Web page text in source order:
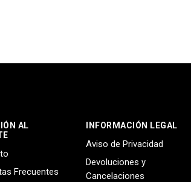
AL
Frecuentes
INFORMACIÓN LEGAL
Aviso de Privacidad
Devoluciones y
Cancelaciones